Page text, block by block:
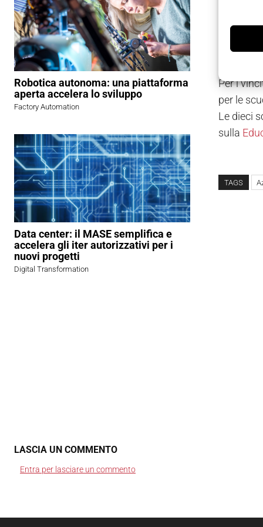
Robotica autonoma: una piattaforma
aperta accelera lo sviluppo
Factory Automation
Data center: il MASE semplifica e
accelera gli iter autorizzativi per i
nuovi progetti
Digital Transformation
I
Per i
per le
Le dieci
sulla
TAGS
LASCIA UN COMMENTO
Entra per lasciare un commento